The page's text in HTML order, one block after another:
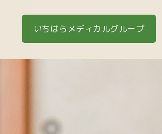
いちはらメディカルグループ